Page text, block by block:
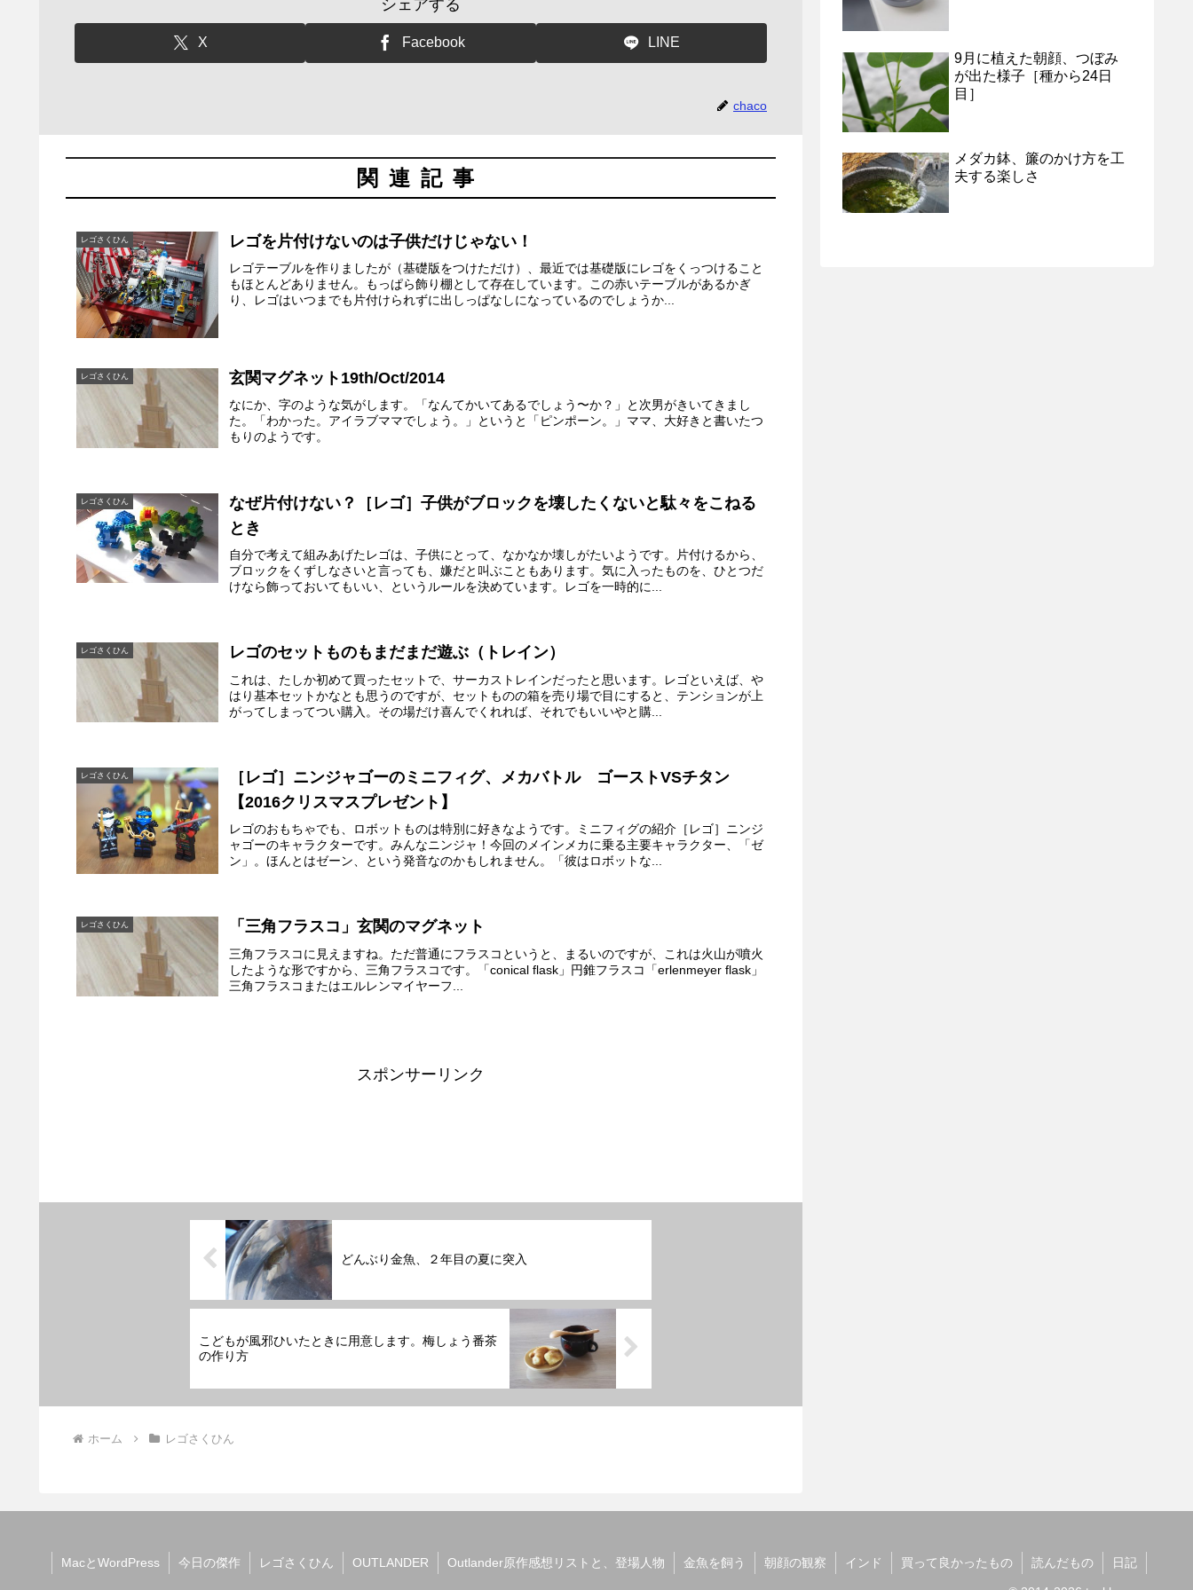
シェアする
X Facebook LINE
chaco
関連記事
レゴさくひん レゴを片付けないのは子供だけじゃない！
レゴテーブルを作りましたが（基礎版をつけただけ）、最近では基礎版にレゴをくっつけること
もほとんどありません。もっぱら飾り棚として存在しています。この赤いテーブルがあるかぎ
り、レゴはいつまでも片付けられずに出しっぱなしになっているのでしょうか...
レゴさくひん 玄関マグネット19th/Oct/2014
なにか、字のような気がします。「なんてかいてあるでしょう〜か？」と次男がきいてきまし
た。「わかった。アイラブママでしょう。」というと「ピンポーン。」ママ、大好きと書いたつ
もりのようです。
レゴさくひん
なぜ片付けない？［レゴ］子供がブロックを壊したくないと駄々をこねる
とき
自分で考えて組みあげたレゴは、子供にとって、なかなか壊しがたいようです。片付けるから、
ブロックをくずしなさいと言っても、嫌だと叫ぶこともあります。気に入ったものを、ひとつだ
けなら飾っておいてもいい、というルールを決めています。レゴを一時的に...
レゴさくひん レゴのセットものもまだまだ遊ぶ（トレイン）
これは、たしか初めて買ったセットで、サーカストレインだったと思います。レゴといえば、や
はり基本セットかなとも思うのですが、セットものの箱を売り場で目にすると、テンションが上
がってしまってつい購入。その場だけ喜んでくれれば、それでもいいやと購...
レゴさくひん
［レゴ］ニンジャゴーのミニフィグ、メカバトル ゴーストVSチタン
【2016クリスマスプレゼント】
レゴのおもちゃでも、ロボットものは特別に好きなようです。ミニフィグの紹介［レゴ］ニンジ
ャゴーのキャラクターです。みんなニンジャ！今回のメインメカに乗る主要キャラクター、「ゼ
ン」。ほんとはゼーン、という発音なのかもしれません。「彼はロボットな...
レゴさくひん 「三角フラスコ」玄関のマグネット
三角フラスコに見えますね。ただ普通にフラスコというと、まるいのですが、これは火山が噴火
したような形ですから、三角フラスコです。「conical flask」円錐フラスコ「erlenmeyer flask」
三角フラスコまたはエルレンマイヤーフ...
スポンサーリンク
どんぶり金魚、２年目の夏に突入
こどもが風邪ひいたときに用意します。梅しょう番茶
の作り方
ホーム レゴさくひん
9月に植えた朝顔、つぼみ
が出た様子［種から24日
目］
メダカ鉢、簾のかけ方を工
夫する楽しさ
MacとWordPress 今日の傑作 レゴさくひん OUTLANDER Outlander原作感想リストと、登場人物 金魚を飼う 朝顔の観察 インド 買って良かったもの 読んだもの 日記